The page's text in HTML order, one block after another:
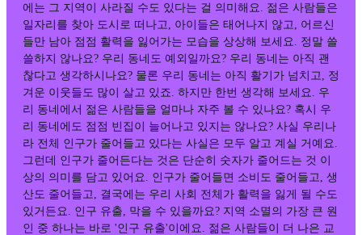
에는 그 지역이 사라질 수도 있다는 걸 의미해요. 젊은 사람들은
일자리를 찾아 도시로 떠나고, 아이들은 태어나지 않고, 어르신
들만 남아 점점 활력을 잃어가는 모습을 상상해 보세요. 정말 쓸
쓸하지 않나요? 우리 동네도 예외일까요? 우리 동네는 아직 괜
찮다고 생각하시나요? 물론 우리 동네는 아직 활기가 넘치고, 정
겨운 이웃들도 많이 살고 있죠. 하지만 한번 생각해 보세요. 우
리 동네에서 젊은 사람들을 얼마나 자주 볼 수 있나요? 혹시 우
리 동네에도 점점 빈집이 늘어나고 있지는 않나요? 사실 우리나
라 전체 인구가 줄어들고 있다는 사실은 모두 알고 계실 거예요.
그런데 인구가 줄어든다는 것은 단순히 숫자가 줄어드는 것 이
상의 의미를 담고 있어요. 인구가 줄어들면 소비도 줄어들고, 생
산도 줄어들고, 결국에는 우리 사회 전체가 활력을 잃게 될 수도
있거든요. 인구 유출, 막을 수 있을까요? 지역 소멸의 가장 큰 원
인 중 하나는 바로 '인구 유출'이에요. 젊은 사람들이 더 나은 교